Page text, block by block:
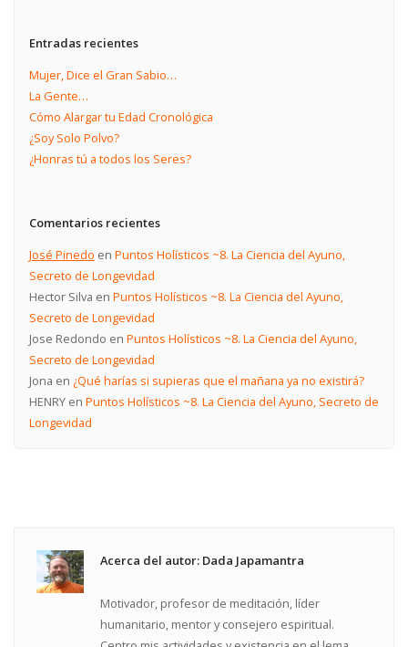
Entradas recientes
Mujer, Dice el Gran Sabio…
La Gente…
Cómo Alargar tu Edad Cronológica
¿Soy Solo Polvo?
¿Honras tú a todos los Seres?
Comentarios recientes
José Pinedo en Puntos Holísticos ~8. La Ciencia del Ayuno,
Secreto de Longevidad
Hector Silva en Puntos Holísticos ~8. La Ciencia del Ayuno,
Secreto de Longevidad
Jose Redondo en Puntos Holísticos ~8. La Ciencia del Ayuno,
Secreto de Longevidad
Jona en ¿Qué harías si supieras que el mañana ya no existirá?
HENRYen Puntos Holísticos ~8. La Ciencia del Ayuno, Secreto de
Longevidad
Acerca del autor: Dada Japamantra
Motivador, profesor de meditación, líder
humanitario, mentor y consejero espiritual.